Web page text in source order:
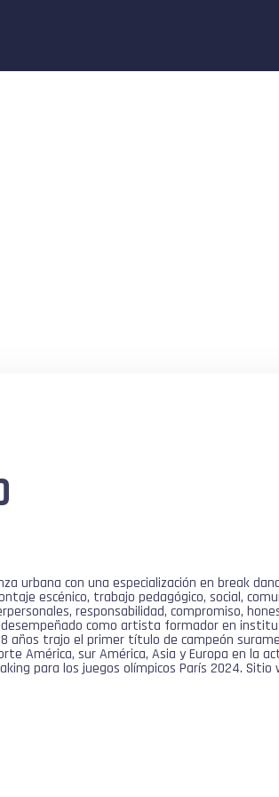
urbana con una especialización en break
escénico, trabajo pedagógico, social,
responsabilidad, compromiso,
como artista formador en
años trajo el primer título de campeón
América, sur América, Asia y Europa en la
para los juegos olímpicos París 2024.